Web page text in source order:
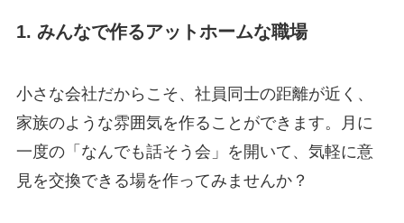
1. みんなで作るアットホームな職場
小さな会社だからこそ、社員同士の距離が近く、
家族のような雰囲気を作ることができます。月に
一度の「なんでも話そう会」を開いて、気軽に意
見を交換できる場を作ってみませんか？